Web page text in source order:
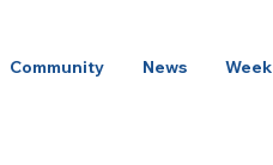
Community News Week